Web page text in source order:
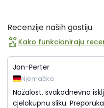
Recenzije naših gostiju
Kako funkcioniraju
Jan-Perter
Njemačka
Nažalost, svakodnevna
cjelokupnu sliku.